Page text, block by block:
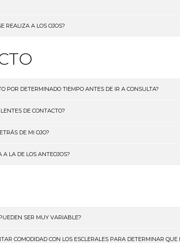
REALIZA A LOS OJOS?
POR DETERMINADO TIEMPO ANTES DE IR A CONSULTA?
DE CONTACTO?
DE MI OJO?
A LA DE LOS ANTEOJOS?
SER MUY VARIABLE?
COMODIDAD CON LOS ESCLERALES PARA DETERMINAR